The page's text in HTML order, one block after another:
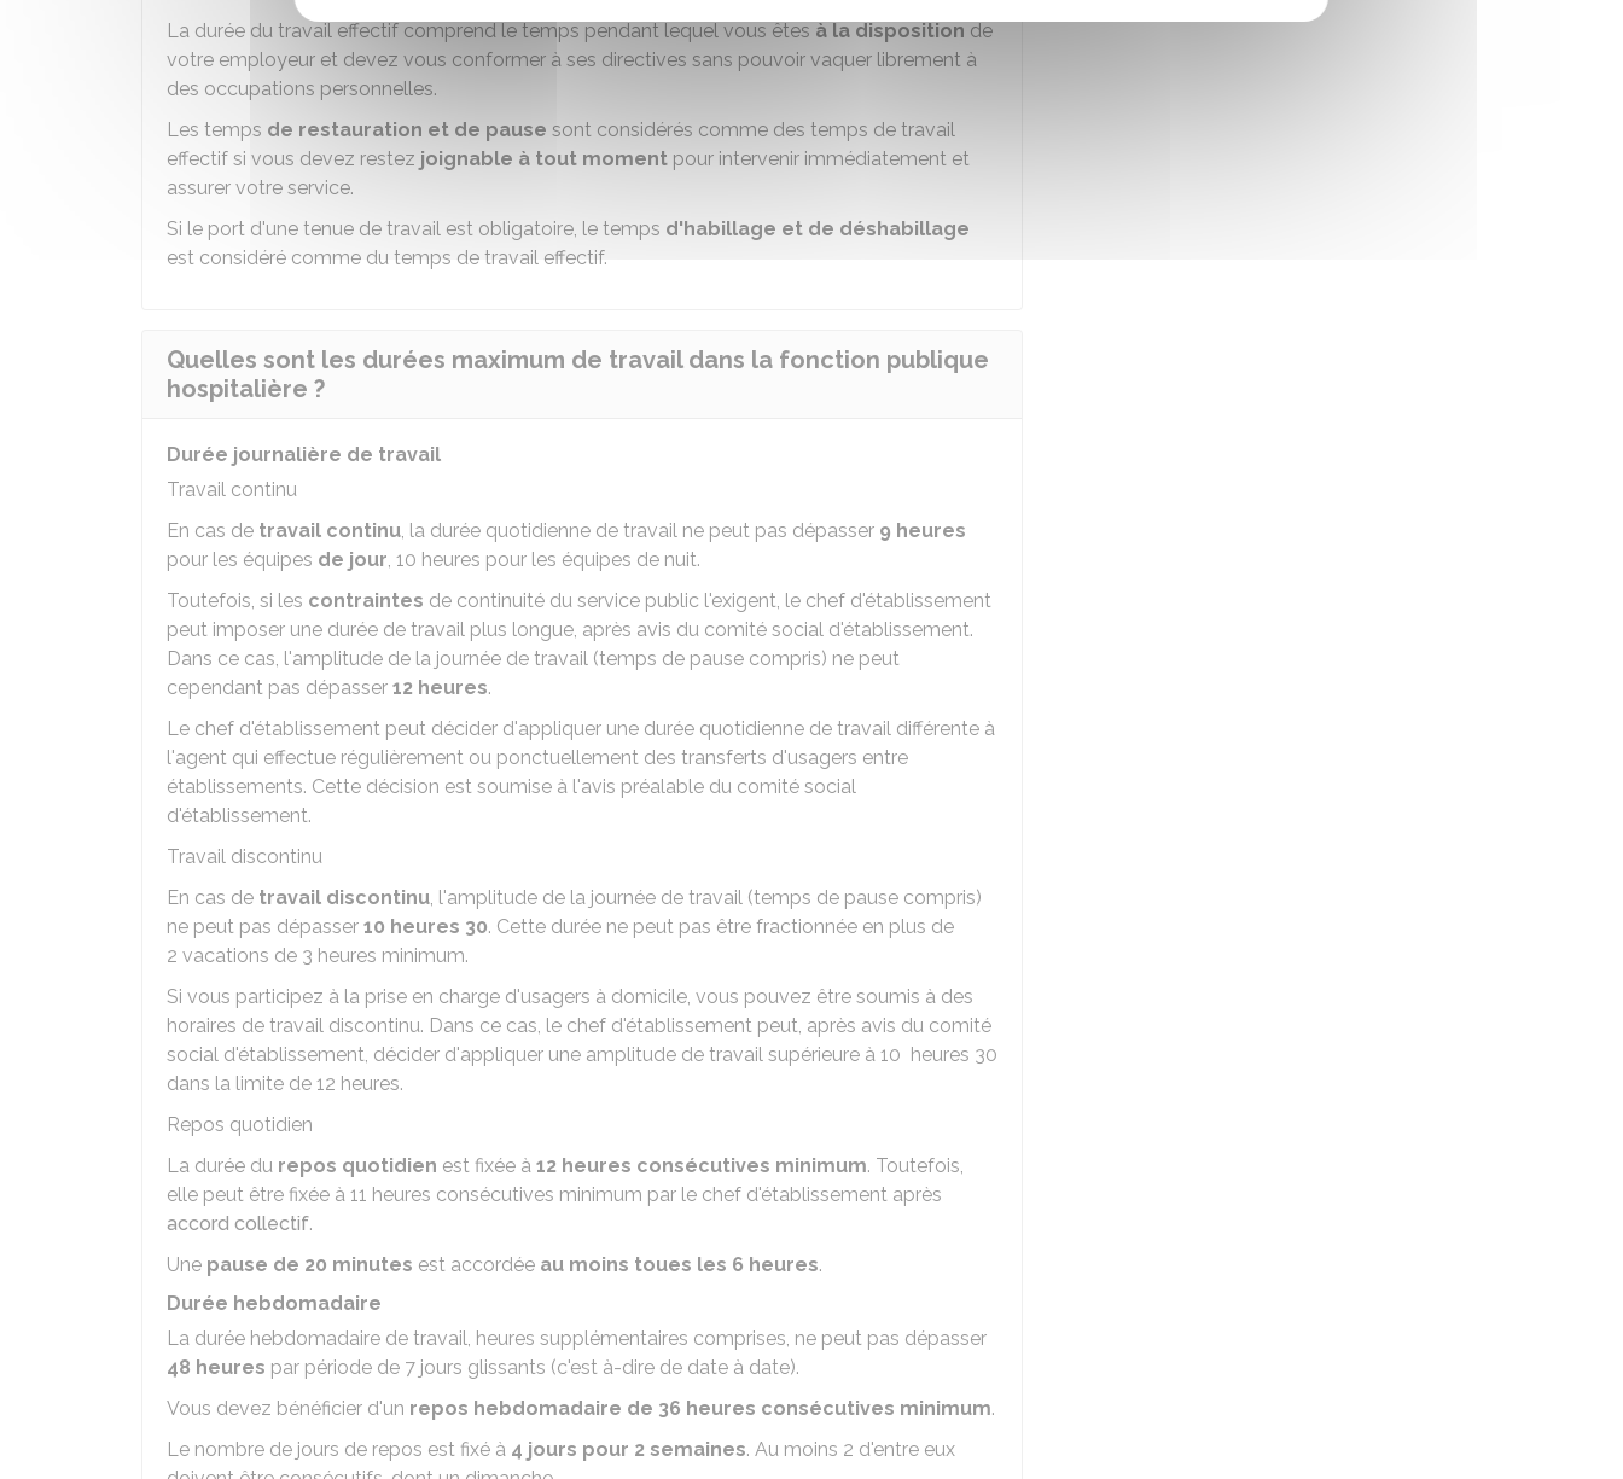
La durée du travail effectif comprend le temps pendant lequel vous êtes à la disposition de
votre employeur et devez vous conformer à ses directives sans pouvoir vaquer librement à
des occupations personnelles.
Les temps de restauration et de pause sont considérés comme des temps de travail
effectif si vous devez restez joignable à tout moment pour intervenir immédiatement et
assurer votre service.
Si le port d'une tenue de travail est obligatoire, le temps d'habillage et de déshabillage
est considéré comme du temps de travail effectif.
Quelles sont les durées maximum de travail dans la fonction publique
hospitalière ?
Durée journalière de travail
Travail continu
En cas de travail continu, la durée quotidienne de travail ne peut pas dépasser 9 heures
pour les équipes de jour, 10 heures pour les équipes de nuit.
Toutefois, si les contraintes de continuité du service public l'exigent, le chef d'établissement
peut imposer une durée de travail plus longue, après avis du comité social d'établissement.
Dans ce cas, l'amplitude de la journée de travail (temps de pause compris) ne peut
cependant pas dépasser 12 heures.
Le chef d'établissement peut décider d'appliquer une durée quotidienne de travail différente à
l'agent qui effectue régulièrement ou ponctuellement des transferts d'usagers entre
établissements. Cette décision est soumise à l'avis préalable du comité social
d'établissement.
Travail discontinu
En cas de travail discontinu, l'amplitude de la journée de travail (temps de pause compris)
ne peut pas dépasser 10 heures 30. Cette durée ne peut pas être fractionnée en plus de
2 vacations de 3 heures minimum.
Si vous participez à la prise en charge d'usagers à domicile, vous pouvez être soumis à des
horaires de travail discontinu. Dans ce cas, le chef d'établissement peut, après avis du comité
social d'établissement, décider d'appliquer une amplitude de travail supérieure à 10 heures 30
dans la limite de 12 heures.
Repos quotidien
La durée du repos quotidien est fixée à 12 heures consécutives minimum. Toutefois,
elle peut être fixée à 11 heures consécutives minimum par le chef d'établissement après
accord collectif.
Une pause de 20 minutes est accordée au moins toues les 6 heures.
Durée hebdomadaire
La durée hebdomadaire de travail, heures supplémentaires comprises, ne peut pas dépasser
48 heures par période de 7 jours glissants (c'est à-dire de date à date).
Vous devez bénéficier d'un repos hebdomadaire de 36 heures consécutives minimum.
Le nombre de jours de repos est fixé à 4 jours pour 2 semaines. Au moins 2 d'entre eux